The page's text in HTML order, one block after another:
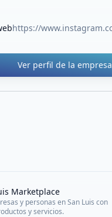
Ver perfil de la empresa
Marketplace
y personas en San Luis con
y servicios.